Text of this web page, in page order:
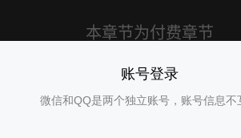
账号登录
微信和QQ是两个独立账号，账号信息不